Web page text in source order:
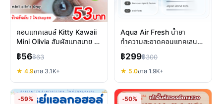
คอนแทคเลนส์ Kitty Kawaii
Mini Olivia สัมผัสเบาสบาย ลุ
คธรรมชาติ
฿56฿63
★ 4.9ขาย 3.1K+
Aqua Air Fresh น้ำยา
ทำความสะอาดคอนแทคเลนส์
ญี่ปุ่น ผสานวิตามินบำรุงตา
฿299฿300
★ 5.0ขาย 1.9K+
-59% -50%